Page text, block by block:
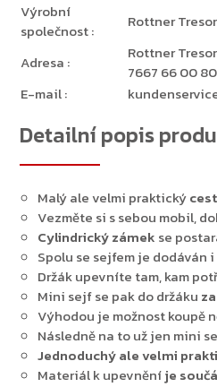
Detailní popis
Malý ale velmi praktický
Vezměte si s sebou mobil,
Cylindrický zámek se
Spolu se sejfem je dodáván i
Držák upevníte tam, kam
Mini sejf se pak do držáku
Výhodou je možnost koupě
Následně na to už jen mini
Jednoduchý ale velmi
Materiál k upevněníje
Výrobní
společnost:
Rottner
Adresa :
Rottner
7667 66 00 80
E-mail: